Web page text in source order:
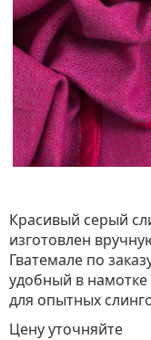
Красивый серый
изготовлен
Гватемале по
удобный в намотке
для опытных
Цену уточняйте